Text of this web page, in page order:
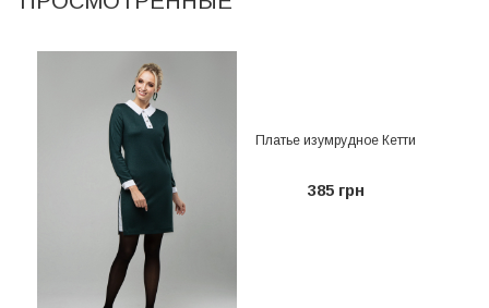
Платье изумрудное Кетти
385 грн